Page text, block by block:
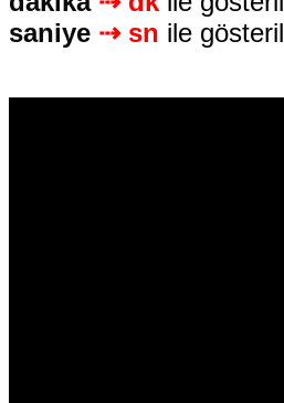
saniye ⇢ sn ile